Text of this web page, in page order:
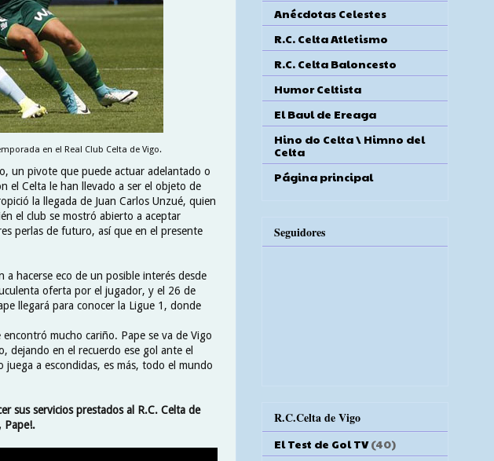
en el Real Club Celta de Vigo.
un pivote que puede actuar adelantado o
el Celta le han llevado a ser el objeto de
la llegada de Juan Carlos Unzué, quien
el club se mostró abierto a aceptar
perlas de futuro, así que en el presente
hacerse eco de un posible interés desde
oferta por el jugador, y el 26 de
llegará para conocer la Ligue 1, donde
mucho cariño. Pape se va de Vigo
dejando en el recuerdo ese gol ante el
a escondidas, es más, todo el mundo
sus servicios prestados al R.C. Celta de
Pape!.
Anécdotas Celestes
R.C. Celta Atletismo
R.C. Celta Baloncesto
Humor Celtista
El Baul de Ereaga
Hino do Celta \ Himno del
Celta
Página principal
Seguidores
R.C.Celta de Vigo
El Test de Gol TV (40)